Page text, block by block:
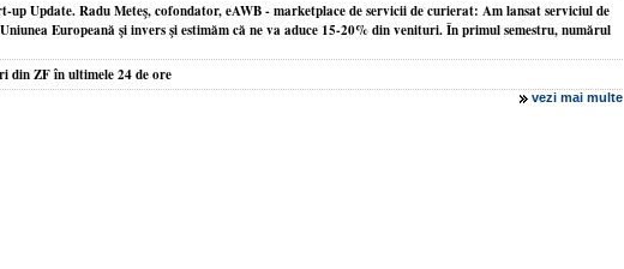
up Update. Radu Meteş, cofondator, eAWB - marketplace de servicii de curierat: Am lansat serviciul de
Europeană şi invers şi estimăm că ne va aduce 15-20% din venituri. În primul semestru, numărul
din ZF în ultimele 24 de ore
vezi mai multe